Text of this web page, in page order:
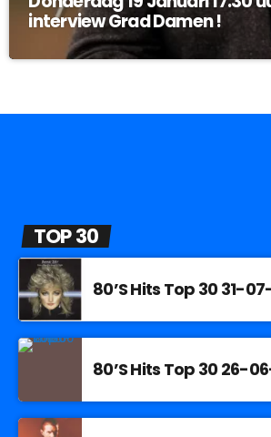
interview Grad Damen !
TOP 30
80’S Hits Top 30 31-
80’S Hits Top 30 26-